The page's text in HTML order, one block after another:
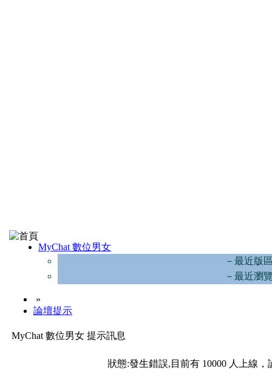
MyChat 數位男女
－最近版
－最近瀏
»
論壇提示
MyChat 數位男女 提示訊息
狀態:發生錯誤,目前有 10000 人上線